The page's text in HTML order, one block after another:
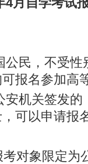
公民，不受
报名参加高
安机关签发
可以申请报
对象限定为